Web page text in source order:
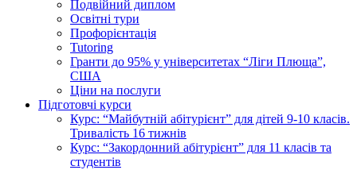
Подвійний диплом
Освітні тури
Профорієнтація
Tutoring
Гранти до 95% у університетах “Ліги Плюща”,
США
Ціни на послуги
Підготовчі курси
Курс: “Майбутній абітурієнт” для дітей 9-10 класів.
Тривалість 16 тижнів
Курс: “Закордонний абітурієнт” для 11 класів та
студентів